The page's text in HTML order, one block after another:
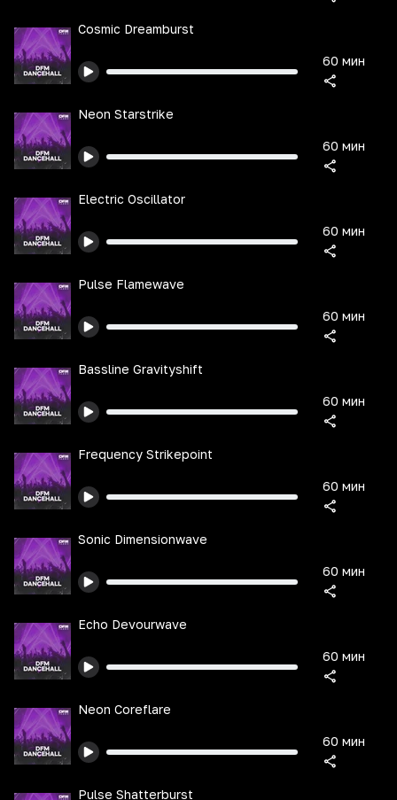
Cosmic Dreamburst
60 мин
Neon Starstrike
60 мин
Electric Oscillator
60 мин
Pulse Flamewave
60 мин
Bassline Gravityshift
60 мин
Frequency Strikepoint
60 мин
Sonic Dimensionwave
60 мин
Echo Devourwave
60 мин
Neon Coreflare
60 мин
Pulse Shatterburst